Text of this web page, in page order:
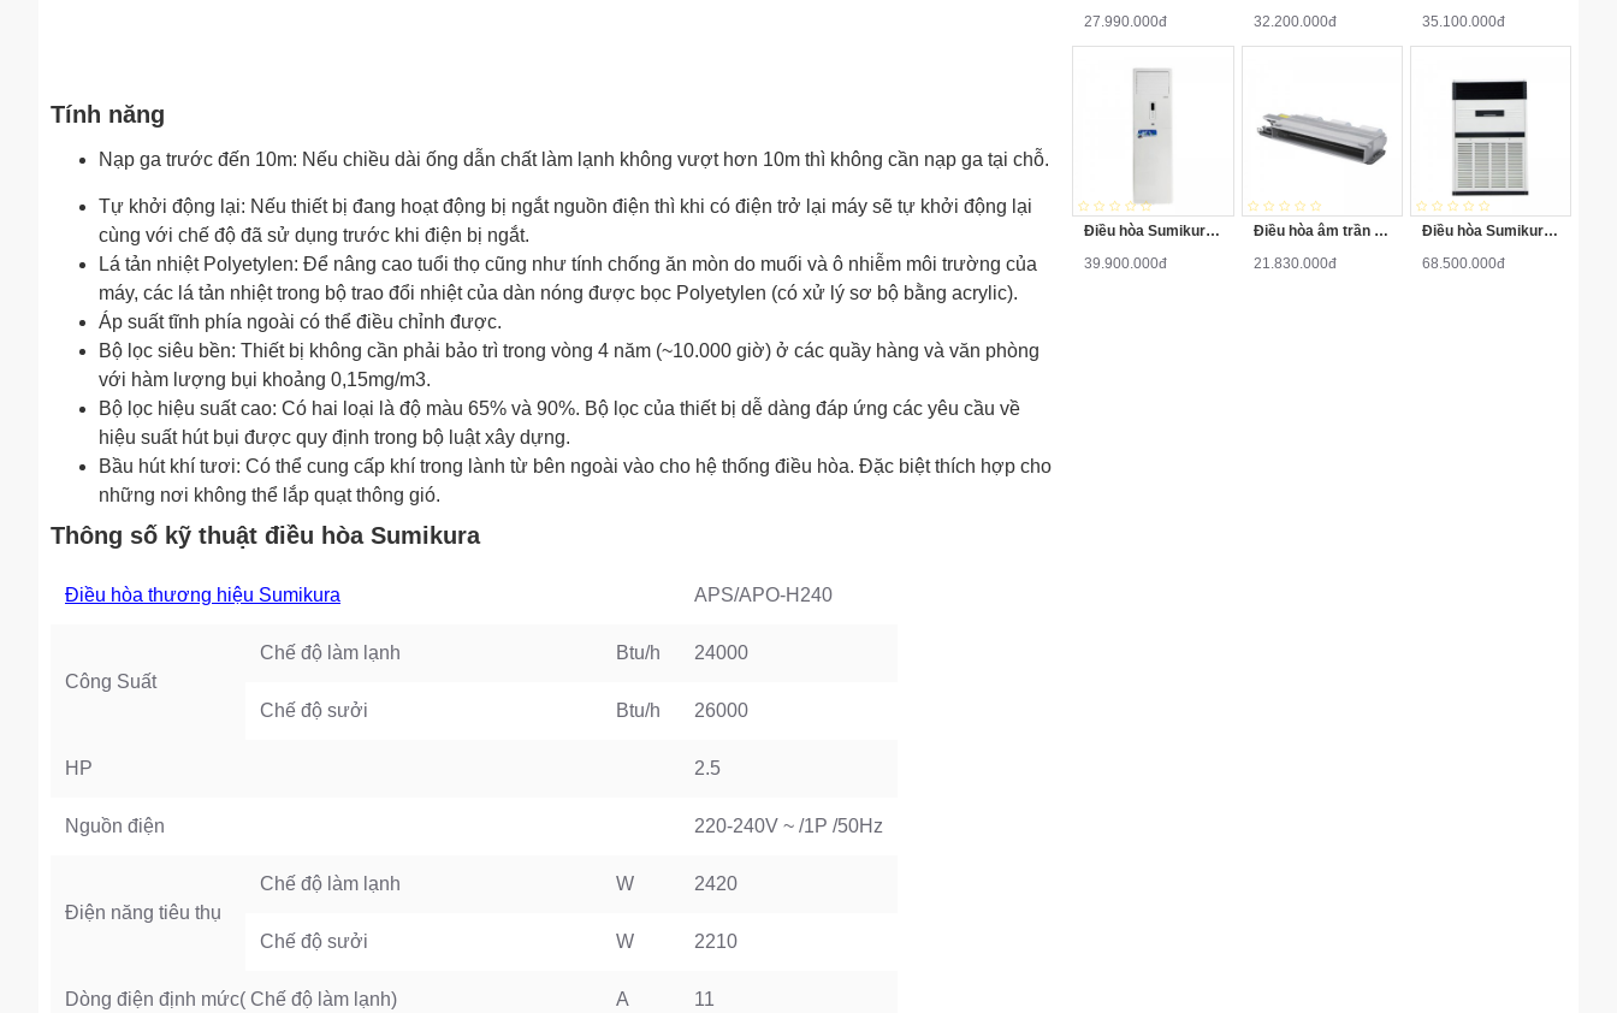
Tính năng
Nạp ga trước đến 10m: Nếu chiều dài ống dẫn chất làm lạnh không vượt hơn 10m thì không cần nạp ga tại chỗ.
Tự khởi động lại: Nếu thiết bị đang hoạt động bị ngắt nguồn điện thì khi có điện trở lại máy sẽ tự khởi động lại
cùng với chế độ đã sử dụng trước khi điện bị ngắt.
Lá tản nhiệt Polyetylen: Để nâng cao tuổi thọ cũng như tính chống ăn mòn do muối và ô nhiễm môi trường của
máy, các lá tản nhiệt trong bộ trao đổi nhiệt của dàn nóng được bọc Polyetylen (có xử lý sơ bộ bằng acrylic).
Áp suất tĩnh phía ngoài có thể điều chỉnh được.
Bộ lọc siêu bền: Thiết bị không cần phải bảo trì trong vòng 4 năm (~10.000 giờ) ở các quầy hàng và văn phòng
với hàm lượng bụi khoảng 0,15mg/m3.
Bộ lọc hiệu suất cao: Có hai loại là độ màu 65% và 90%. Bộ lọc của thiết bị dễ dàng đáp ứng các yêu cầu về
hiệu suất hút bụi được quy định trong bộ luật xây dựng.
Bầu hút khí tươi: Có thể cung cấp khí trong lành từ bên ngoài vào cho hệ thống điều hòa. Đặc biệt thích hợp cho
những nơi không thể lắp quạt thông gió.
Thông số kỹ thuật điều hòa Sumikura
Điều hòa thương hiệu Sumikura APS/APO-H240
Công Suất
Chế độ làm lạnh Btu/h 24000
Chế độ sưởi Btu/h 26000
HP 2.5
Nguồn điện 220-240V ~ /1P /50Hz
Điện năng tiêu thụ
Chế độ làm lạnh W 2420
Chế độ sưởi W 2210
Dòng điện định mức( Chế độ làm lạnh) A 11
27.990.000đ
32.200.000đ
35.100.000đ
Điều hòa Sumikura APF/APO-H600 60000BTU 2 chiều
39.900.000đ
Điều hòa âm trần nối ống gió Sumikura ACS/APO-H180 (18.000 BTU)
21.830.000đ
Điều hòa Sumikura APF/APO-H960 96000BTU 2 chiều
68.500.000đ